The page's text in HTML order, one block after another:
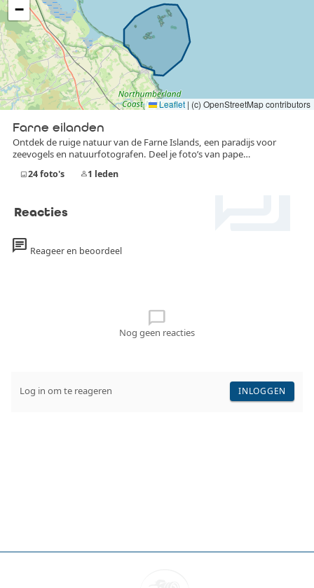
−
Leaflet | (c) OpenStreetMap contributors
Farne eilanden
Ontdek de ruige natuur van de Farne Islands, een paradijs voor
zeevogels en natuurfotografen. Deel je foto’s van pape…
image24foto's person1 leden
Reacties
chat Reageer en beoordeel
chat_bubble_outline
Nog geen reacties
Log in om te reageren INLOGGEN